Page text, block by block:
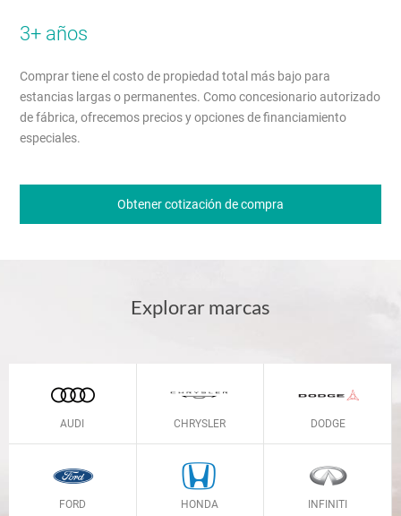
3+ años
Comprar tiene el costo de propiedad total más bajo para
estancias largas o permanentes. Como concesionario autorizado
de fábrica, ofrecemos precios y opciones de financiamiento
especiales.
Obtener cotización de compra
Explorar marcas
AUDI CHRYSLER DODGE
FORD HONDA INFINITI